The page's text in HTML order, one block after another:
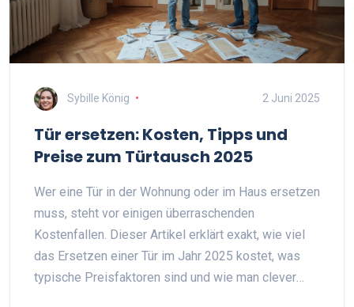
Sybille König 2 Juni 2025
Tür ersetzen: Kosten, Tipps und
Preise zum Türtausch 2025
Wer eine Tür in der Wohnung oder im Haus ersetzen
muss, steht vor einigen überraschenden
Kostenfallen. Dieser Artikel erklärt exakt, wie viel
das Ersetzen einer Tür im Jahr 2025 kostet, was
typische Preisfaktoren sind und wie man clever